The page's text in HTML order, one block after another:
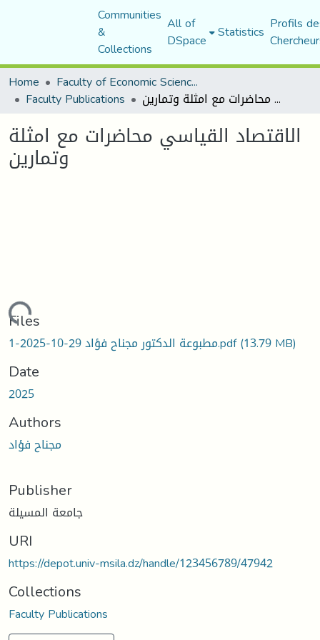
Communities
&
Collections
All of
DSpace Statistics Profils
Home
Faculty of Economic Sciences, Commerce and Management Sciences
Faculty Publications الاقتصاد القياسي محاضرات مع امثلة وتمارين
الاقتصاد القياسي محاضرات مع امثلة
وتمارين
Loading...
Files
مطبوعة الدكتور مجناح فؤاد 29-10-2025-1.pdf(13.79 MB)
Date
2025
Authors
مجناح فؤاد
Publisher
جامعة المسيلة
URI
https://depot.univ-msila.dz/handle/123456789/47942
Collections
Faculty Publications